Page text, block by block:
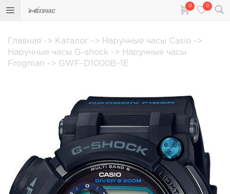
0 0
Главная -> Каталог -> Наручные часы Casio ->
Наручные часы G-shock -> Наручные часы
Frogman -> GWF-D1000B-1E